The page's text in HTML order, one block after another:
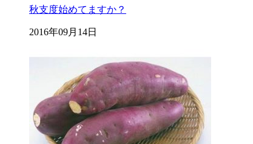
秋支度始めてますか？
2016年09月14日